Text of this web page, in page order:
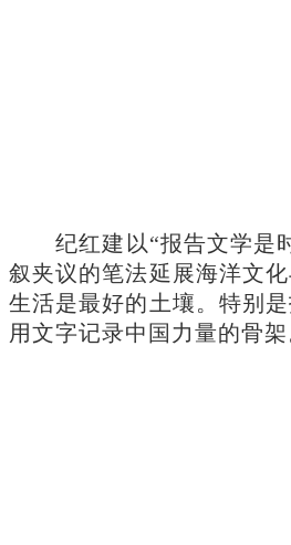
纪红建以“报告文学是
叙夹议的笔法延展海洋文
生活是最好的土壤。特别
用文字记录中国力量的骨架